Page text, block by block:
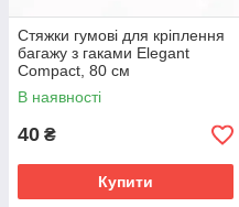
Стяжки гумові для кріплення
багажу з гаками Elegant
Compact, 80 см
В наявності
40 ₴
Купити